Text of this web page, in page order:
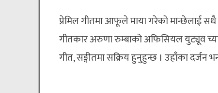
प्रेमिल गीतमा आफूले माया गरेको मान्छेलाई
गीतकार अरुणा रुम्बाको अफिसियल युट्यूव
गीत, सङ्गीतमा सक्रिय हुनुहुन्छ । उहाँका दर्जन